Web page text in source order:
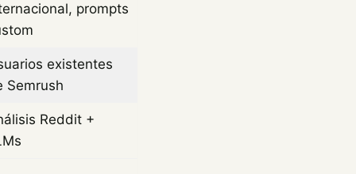
prompts
existentes
Semrush
Reddit +